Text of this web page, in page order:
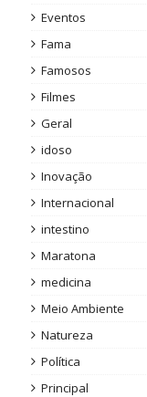
Eventos
Fama
Famosos
Filmes
Geral
idoso
Inovação
Internacional
intestino
Maratona
medicina
Meio Ambiente
Natureza
Política
Principal